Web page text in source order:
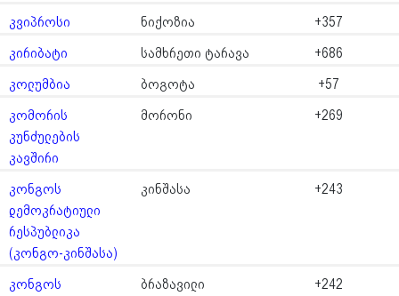
კვიპროსი
ნიქოზია
+357
კირიბატი
სამხრეთი ტარავა
+686
კოლუმბია
ბოგოტა
+57
კომორის
კუნძულების
კავშირი
მორონი +269
კონგოს
დემოკრატიული
რესპუბლიკა
(კონგო-კინშასა)
კინშასა +243
კონგოს
ბრაზავილი +242